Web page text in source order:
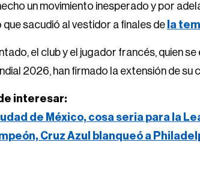
un movimiento inesperado y por
sacudió al vestidor a finales de la
el club y el jugador francés, quien
2026, han firmado la extensión de su
interesar:
de México, cosa seria para la
Cruz Azul blanqueó a